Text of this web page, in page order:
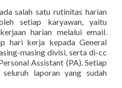
salah satu rutinitas harian
setiap karyawan, yaitu
harian melalui email.
hari kerja kepada General
masing divisi, serta di-cc
Assistant (PA). Setiap
laporan yang sudah